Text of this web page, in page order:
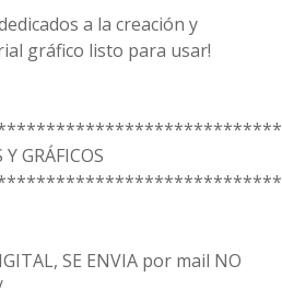
a la creación y
gráfico listo para usar!
GRÁFICOS
SE ENVIA por mail NO